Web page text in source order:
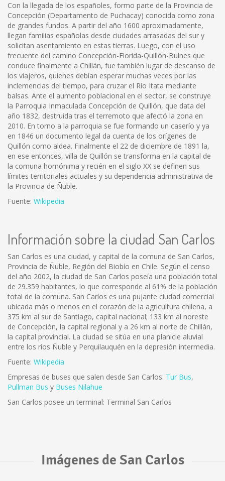
Con la llegada de los españoles, formo parte de la Provincia de
Concepción (Departamento de Puchacay) conocida como zona
de grandes fundos. A partir del año 1600 aproximadamente,
llegan familias españolas desde ciudades arrasadas del sur y
solicitan asentamiento en estas tierras. Luego, con el uso
frecuente del camino Concepción-Florida-Quillón-Bulnes que
conduce finalmente a Chillán, fue también lugar de descanso de
los viajeros, quienes debían esperar muchas veces por las
inclemencias del tiempo, para cruzar el Río Itata mediante
balsas. Ante el aumento poblacional en el sector, se construye
la Parroquia Inmaculada Concepción de Quillón, que data del
año 1832, destruida tras el terremoto que afectó la zona en
2010. En torno a la parroquia se fue formando un caserío y ya
en 1846 un documento legal da cuenta de los orígenes de
Quillón como aldea. Finalmente el 22 de diciembre de 1891 la,
en ese entonces, villa de Quillón se transforma en la capital de
la comuna homónima y recién en el siglo XX se definen sus
límites territoriales actuales y su dependencia administrativa de
la Provincia de Ñuble.
Fuente: Wikipedia
Información sobre la ciudad San Carlos
San Carlos es una ciudad, y capital de la comuna de San Carlos,
Provincia de Ñuble, Región del Biobío en Chile. Según el censo
del año 2002, la ciudad de San Carlos poseía una población total
de 29.359 habitantes, lo que corresponde al 61% de la población
total de la comuna. San Carlos es una pujante ciudad comercial
ubicada más o menos en el corazón de la agricultura chilena, a
375 km al sur de Santiago, capital nacional; 133 km al noreste
de Concepción, la capital regional y a 26 km al norte de Chillán,
la capital provincial. La ciudad se sitúa en una planicie aluvial
entre los ríos Ñuble y Perquilauquén en la depresión intermedia.
Fuente: Wikipedia
Empresas de buses que salen desde San Carlos: Tur Bus,
Pullman Bus y Buses Nilahue
San Carlos posee un terminal: Terminal San Carlos
Imágenes de San Carlos